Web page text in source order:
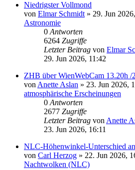
Niedrigster Vollmond
von Elmar Schmidt » 29. Jun
Astronomie
0 Antworten
6264 Zugriffe
Letzter Beitrag von Elmar
29. Jun 2026, 11:42
ZHB über WienWebCam 13.20h /
von Anette Aslan » 23. Jun 2026,
atmosphärische Erscheinungen
0 Antworten
2677 Zugriffe
Letzter Beitrag von Anette
23. Jun 2026, 16:11
NLC-Höhenwinkel-Unterschied
von Carl Herzog » 22. Jun 2026,
Nachtwolken (NLC)